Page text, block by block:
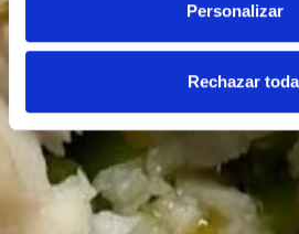
Personalizar
Rechazar